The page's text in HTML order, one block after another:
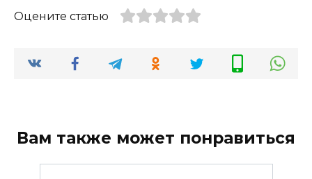
Оцените статью
Вам также может понравиться